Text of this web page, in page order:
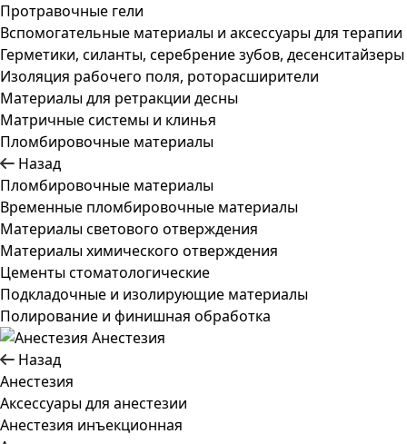
Протравочные гели
Вспомогательные материалы и аксессуары для терапии
Герметики, силанты, серебрение зубов, десенситайзеры
Изоляция рабочего поля, роторасширители
Материалы для ретракции десны
Матричные системы и клинья
Пломбировочные материалы
Назад
Пломбировочные материалы
Временные пломбировочные материалы
Материалы светового отверждения
Материалы химического отверждения
Цементы стоматологические
Подкладочные и изолирующие материалы
Полирование и финишная обработка
Анестезия
Назад
Анестезия
Аксессуары для анестезии
Анестезия инъекционная